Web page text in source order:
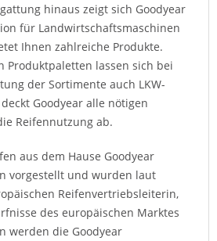
hinaus zeigt sich Goodyear
für Landwirtschaftsmaschinen
Ihnen zahlreiche Produkte.
Produktpaletten lassen sich bei
der Sortimente auch LKW-
Goodyear alle nötigen
Reifennutzung ab.
aus dem Hause Goodyear
vorgestellt und wurden laut
Reifenvertriebsleiterin,
des europäischen Marktes
werden die Goodyear